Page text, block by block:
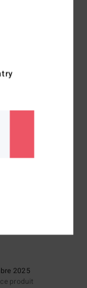
recyclé, 19%
2025
produit